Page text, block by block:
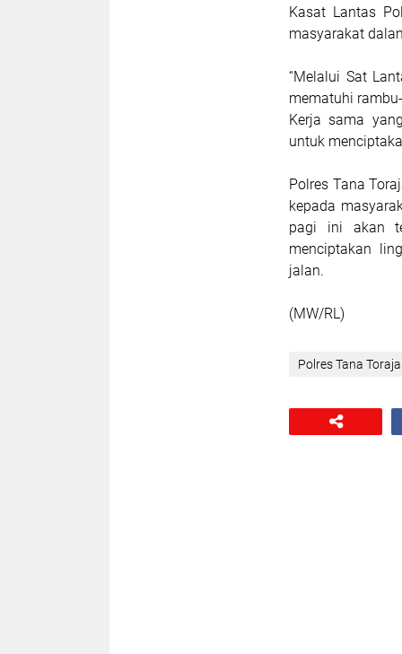
Kasat Lantas
masyarakat
“Melalui Sat
mematuhi
Kerja sama
untuk
Polres Tana
kepada
pagi ini akan
menciptakan
jalan.
(MW/RL)
Polres Tana Toraja